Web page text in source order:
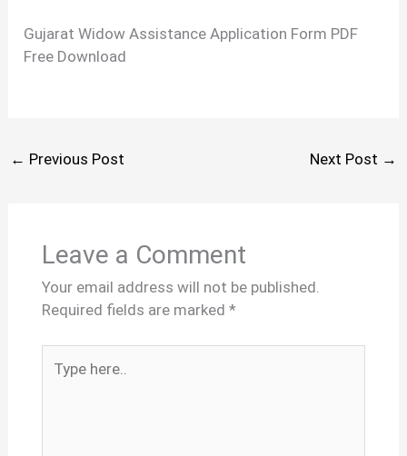
Gujarat Widow Assistance Application Form PDF
Free Download
← Previous Post Next Post →
Leave a Comment
Your email address will not be published.
Required fields are marked *
here..